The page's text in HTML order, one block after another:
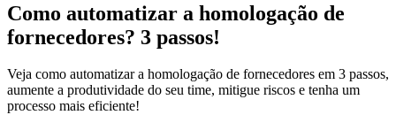
Como automatizar a homologação de
fornecedores? 3 passos!
Veja como automatizar a homologação de fornecedores em 3 passos,
aumente a produtividade do seu time, mitigue riscos e tenha um
processo mais eficiente!